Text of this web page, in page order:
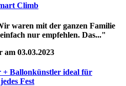
Climb
waren mit der ganzen Familie
nur empfehlen. Das..."
03.03.2023
Ballonkünstler ideal für
Fest